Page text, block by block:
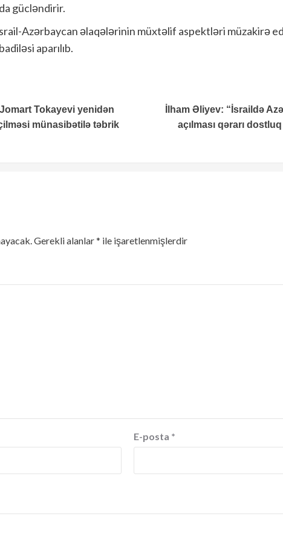
gücləndirir.
Azərbaycan əlaqələrinin müxtəlif aspektləri müzakirə
aparılıb.
Tokayevi yenidən
münasibətilə təbrik
İlham Əliyev: “İsraildə
açılması qərarı
Gerekli alanlar* ile işaretlenmişlerdir
E-posta *